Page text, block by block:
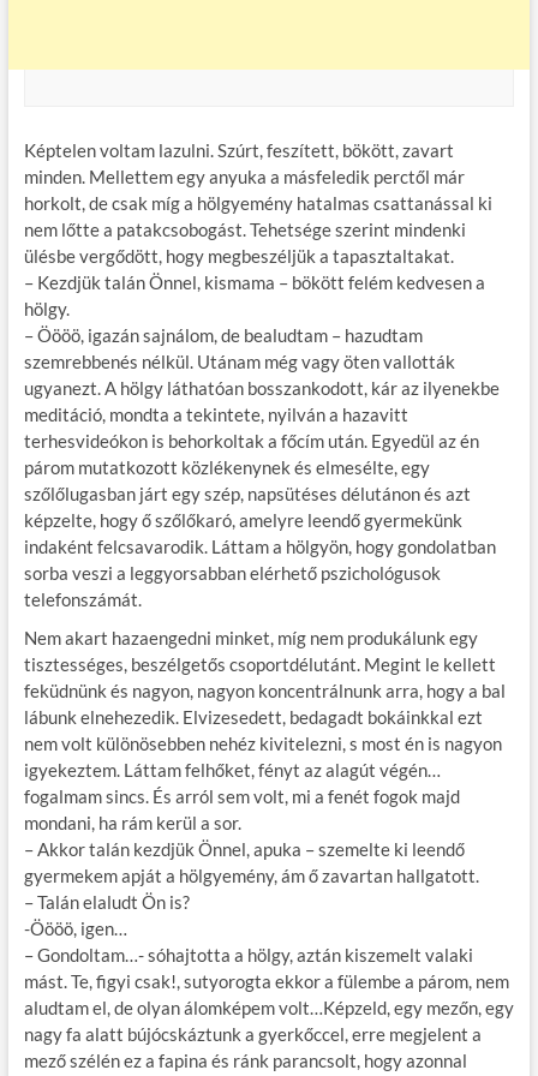
Képtelen voltam lazulni. Szúrt, feszített, bökött, zavart
minden. Mellettem egy anyuka a másfeledik perctől már
horkolt, de csak míg a hölgyemény hatalmas csattanással ki
nem lőtte a patakcsobogást. Tehetsége szerint mindenki
ülésbe vergődött, hogy megbeszéljük a tapasztaltakat.
– Kezdjük talán Önnel, kismama – bökött felém kedvesen a
hölgy.
– Öööö, igazán sajnálom, de bealudtam – hazudtam
szemrebbenés nélkül. Utánam még vagy öten vallották
ugyanezt. A hölgy láthatóan bosszankodott, kár az ilyenekbe
meditáció, mondta a tekintete, nyilván a hazavitt
terhesvideókon is behorkoltak a főcím után. Egyedül az én
párom mutatkozott közlékenynek és elmesélte, egy
szőlőlugasban járt egy szép, napsütéses délutánon és azt
képzelte, hogy ő szőlőkaró, amelyre leendő gyermekünk
indaként felcsavarodik. Láttam a hölgyön, hogy gondolatban
sorba veszi a leggyorsabban elérhető pszichológusok
telefonszámát.
Nem akart hazaengedni minket, míg nem produkálunk egy
tisztességes, beszélgetős csoportdélutánt. Megint le kellett
feküdnünk és nagyon, nagyon koncentrálnunk arra, hogy a bal
lábunk elnehezedik. Elvizesedett, bedagadt bokáinkkal ezt
nem volt különösebben nehéz kivitelezni, s most én is nagyon
igyekeztem. Láttam felhőket, fényt az alagút végén…
fogalmam sincs. És arról sem volt, mi a fenét fogok majd
mondani, ha rám kerül a sor.
– Akkor talán kezdjük Önnel, apuka – szemelte ki leendő
gyermekem apját a hölgyemény, ám ő zavartan hallgatott.
– Talán elaludt Ön is?
-Öööö, igen…
– Gondoltam…- sóhajtotta a hölgy, aztán kiszemelt valaki
mást. Te, figyi csak!, sutyorogta ekkor a fülembe a párom, nem
aludtam el, de olyan álomképem volt…Képzeld, egy mezőn, egy
nagy fa alatt bújócskáztunk a gyerkőccel, erre megjelent a
mező szélén ez a fapina és ránk parancsolt, hogy azonnal